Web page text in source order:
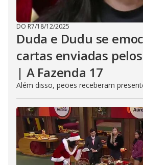
DO R7/18/12/2025
Duda e Dudu se
cartas enviadas
| A Fazenda 17
Além disso, peões receberam